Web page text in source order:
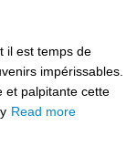
il est temps de
impérissables.
et palpitante cette
Read more